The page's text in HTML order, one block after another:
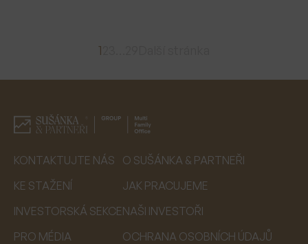
1
KONTAKTUJTE NÁS
KE STAŽENÍ
INVESTORSKÁ SEKCE
PRO MÉDIA
O SUŠÁNKA & PARTNEŘI
JAK PRACUJEME
NAŠI INVESTOŘI
OCHRANA OSOBNÍCH ÚDAJŮ